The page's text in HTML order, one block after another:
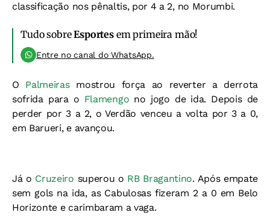
classificação nos pênaltis, por 4 a 2, no Morumbi.
Tudo sobreEsportesem primeira mão!
Entre no canal do WhatsApp.
O Palmeirasmostrou força ao reverter a derrota
sofrida para o Flamengo no jogo de ida. Depois de
perder por 3 a 2, o Verdão venceu a volta por 3 a 0,
em Barueri, e avançou.
Já o Cruzeiro superou o RB Bragantino. Após empate
sem gols na ida, as Cabulosas fizeram 2 a 0 em Belo
Horizonte e carimbaram a vaga.